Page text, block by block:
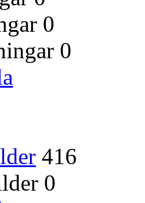
0
0
416
0